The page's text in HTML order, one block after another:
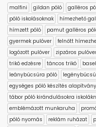
malfini gildan póló galléros
póló iskolásoknak
hímezhető
hímzett póló
pamut galléros
gyermek pulóver
felnőtt
logózott pulóver
zipzáros
trikó edzésre
táncos trikó
leánybúcsúra póló
egységes póló készítés
tábor póló kirándulásokra
emblémázott munkaruha
póló nyomás
reklám ruházat